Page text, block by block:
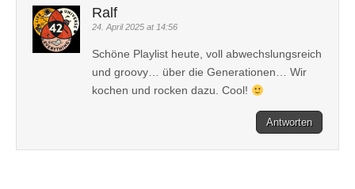
Ralf
24. April 2025 at 14:56
Schöne Playlist heute, voll abwechslungsreich
und groovy… über die Generationen… Wir
kochen und rocken dazu. Cool!
Antworten